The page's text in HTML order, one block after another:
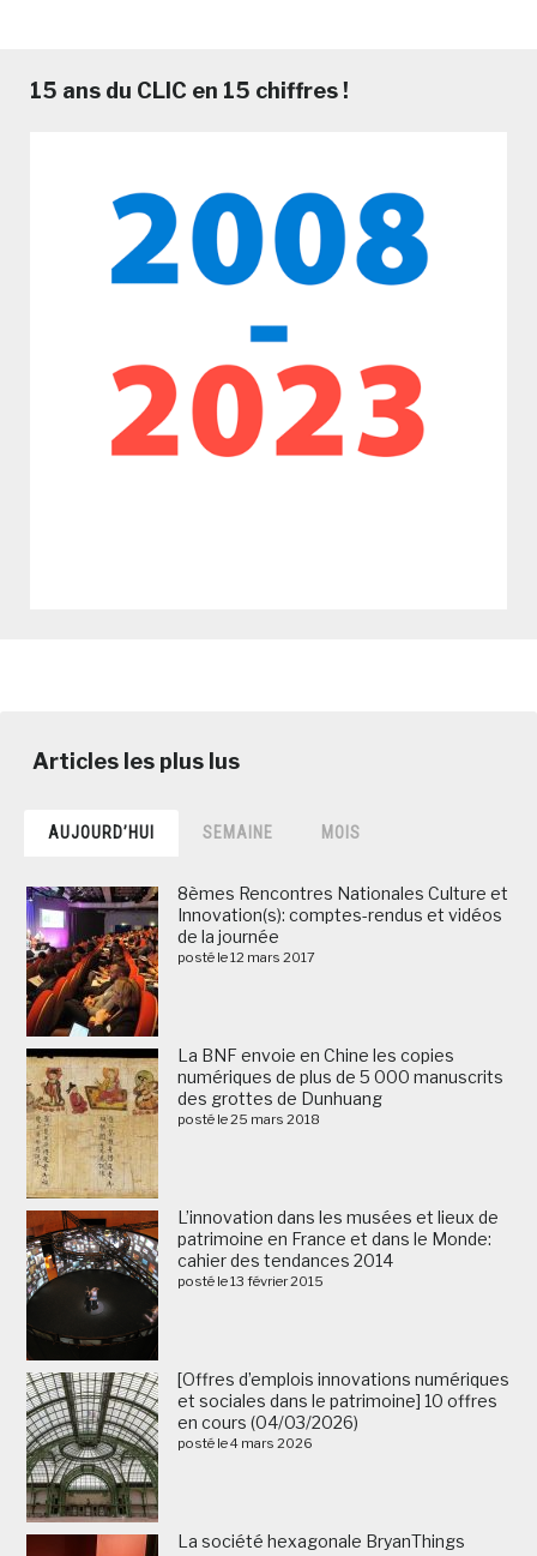
15 ans du CLIC en 15 chiffres !
AUJOURD’HUI SEMAINE MOIS
8èmes Rencontres Nationales Culture et
Innovation(s): comptes-rendus et vidéos
de la journée
posté le 12 mars 2017
La BNF envoie en Chine les copies
numériques de plus de 5 000 manuscrits
des grottes de Dunhuang
posté le 25 mars 2018
L’innovation dans les musées et lieux de
patrimoine en France et dans le Monde:
cahier des tendances 2014
posté le 13 février 2015
[Offres d’emplois innovations numériques
et sociales dans le patrimoine] 10 offres
en cours (04/03/2026)
posté le 4 mars 2026
La société hexagonale BryanThings